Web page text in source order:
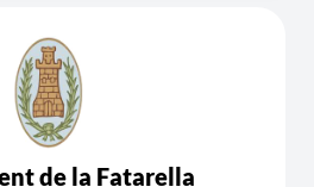
de la Fatarella